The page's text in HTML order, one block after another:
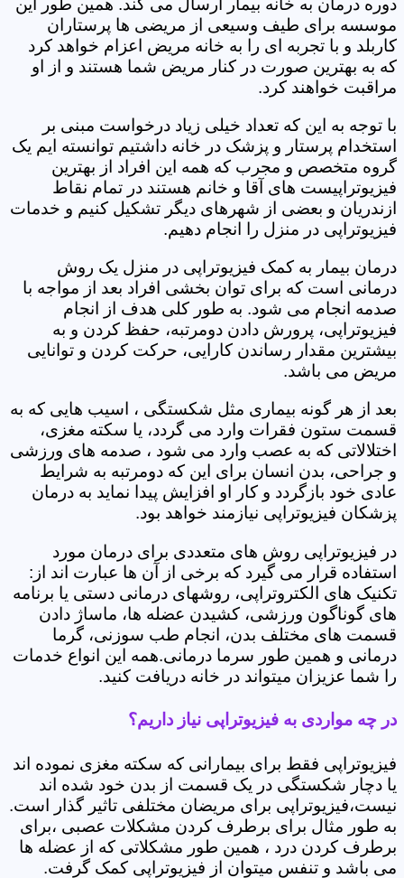
دوره درمان به خانه بیمار ارسال می کند. همین طور این
موسسه برای طیف وسیعی از مریضی ها پرستاران
کاربلد و با تجربه ای را به خانه مریض اعزام خواهد کرد
که به بهترین صورت در کنار مریض شما هستند و از او
مراقبت خواهند کرد.
با توجه به این که تعداد خیلی زیاد درخواست مبنی بر
استخدام پرستار و پزشک در خانه داشتیم توانسته ایم یک
گروه متخصص و مجرب که همه این افراد از بهترین
فیزیوتراپیست های آقا و خانم هستند در تمام نقاط
ازندریان و بعضی از شهرهای دیگر تشکیل کنیم و خدمات
فیزیوتراپی در منزل را انجام دهیم.
درمان بیمار به کمک فیزیوتراپی در منزل یک روش
درمانی است که برای توان بخشی افراد بعد از مواجه با
صدمه انجام می شود. به طور کلی هدف از انجام
فیزیوتراپی، پرورش دادن دومرتبه، حفظ کردن و به
بیشترین مقدار رساندن کارایی، حرکت کردن و توانایی
مریض می باشد.
بعد از هر گونه بیماری مثل شکستگی ، اسیب هایی که به
قسمت ستون فقرات وارد می گردد، یا سکته مغزی،
اختلالاتی که به عصب وارد می شود ، صدمه های ورزشی
و جراحی، بدن انسان برای این که دومرتبه به شرایط
عادی خود بازگردد و کار او افزایش پیدا نماید به درمان
پزشکان فیزیوتراپی نیازمند خواهد بود.
در فیزیوتراپی روش های متعددی برای درمان مورد
استفاده قرار می گیرد که برخی از آن ها عبارت اند از:
تکنیک های الکتروتراپی، روشهای درمانی دستی یا برنامه
های گوناگون ورزشی، کشیدن عضله ها، ماساژ دادن
قسمت های مختلف بدن، انجام طب سوزنی، گرما
درمانی و همین طور سرما درمانی.همه این انواع خدمات
را شما عزیزان میتواند در خانه دریافت کنید.
در چه مواردی به فیزیوتراپی نیاز داریم؟
فیزیوتراپی فقط برای بیمارانی که سکته مغزی نموده اند
یا دچار شکستگی در یک قسمت از بدن خود شده اند
نیست،فیزیوتراپی برای مریضان مختلفی تاثیر گذار است.
به طور مثال برای برطرف کردن مشکلات عصبی ،برای
برطرف کردن درد ، همین طور مشکلاتی که از عضله ها
می باشد و تنفس میتوان از فیزیوتراپی کمک گرفت.